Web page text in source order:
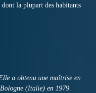
dont la plupart des habitants
a obtenu une maîtrise en
(Italie) en 1979.